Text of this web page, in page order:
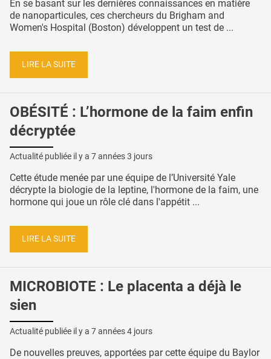
En se basant sur les dernières connaissances en matière
de nanoparticules, ces chercheurs du Brigham and
Women's Hospital (Boston) développent un test de ...
LIRE LA SUITE
OBÉSITÉ : L’hormone de la faim enfin
décryptée
Actualité publiée il y a 7 années 3 jours
Cette étude menée par une équipe de l’Université Yale
décrypte la biologie de la leptine, l'hormone de la faim, une
hormone qui joue un rôle clé dans l'appétit ...
LIRE LA SUITE
MICROBIOTE : Le placenta a déjà le
sien
Actualité publiée il y a 7 années 4 jours
De nouvelles preuves, apportées par cette équipe du Baylor